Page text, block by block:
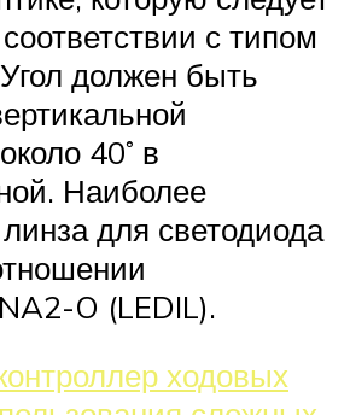
с типом
должен быть
40˚ в
Наиболее
для светодиода
O (LEDIL).